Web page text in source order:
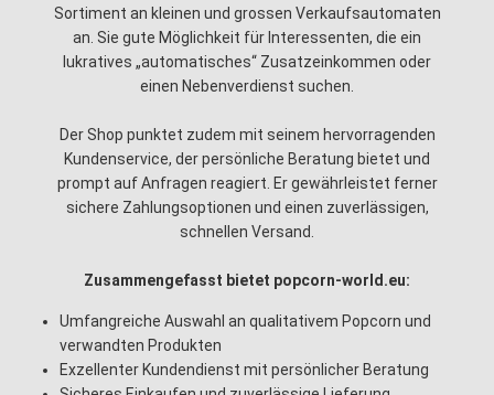
Sortiment an kleinen und grossen Verkaufsautomaten
an. Sie gute Möglichkeit für Interessenten, die ein
lukratives „automatisches“ Zusatzeinkommen oder
einen Nebenverdienst suchen.
Der Shop punktet zudem mit seinem hervorragenden
Kundenservice, der persönliche Beratung bietet und
prompt auf Anfragen reagiert. Er gewährleistet ferner
sichere Zahlungsoptionen und einen zuverlässigen,
schnellen Versand.
Zusammengefasst bietet popcorn-world.eu:
Umfangreiche Auswahl an qualitativem Popcorn und
verwandten Produkten
Exzellenter Kundendienst mit persönlicher Beratung